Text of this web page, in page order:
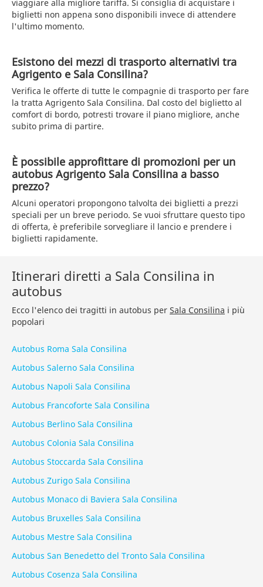
viaggiare alla migliore tariffa. Si consiglia di acquistare i
biglietti non appena sono disponibili invece di attendere
l'ultimo momento.
Esistono dei mezzi di trasporto alternativi tra
Agrigento e Sala Consilina?
Verifica le offerte di tutte le compagnie di trasporto per fare
la tratta Agrigento Sala Consilina. Dal costo del biglietto al
comfort di bordo, potresti trovare il piano migliore, anche
subito prima di partire.
È possibile approfittare di promozioni per un
autobus Agrigento Sala Consilina a basso
prezzo?
Alcuni operatori propongono talvolta dei biglietti a prezzi
speciali per un breve periodo. Se vuoi sfruttare questo tipo
di offerta, è preferibile sorvegliare il lancio e prendere i
biglietti rapidamente.
Itinerari diretti a Sala Consilina in
autobus
Ecco l'elenco dei tragitti in autobus per Sala Consilina i più
popolari
Autobus Roma Sala Consilina
Autobus Salerno Sala Consilina
Autobus Napoli Sala Consilina
Autobus Francoforte Sala Consilina
Autobus Berlino Sala Consilina
Autobus Colonia Sala Consilina
Autobus Stoccarda Sala Consilina
Autobus Zurigo Sala Consilina
Autobus Monaco di Baviera Sala Consilina
Autobus Bruxelles Sala Consilina
Autobus Mestre Sala Consilina
Autobus San Benedetto del Tronto Sala Consilina
Autobus Cosenza Sala Consilina